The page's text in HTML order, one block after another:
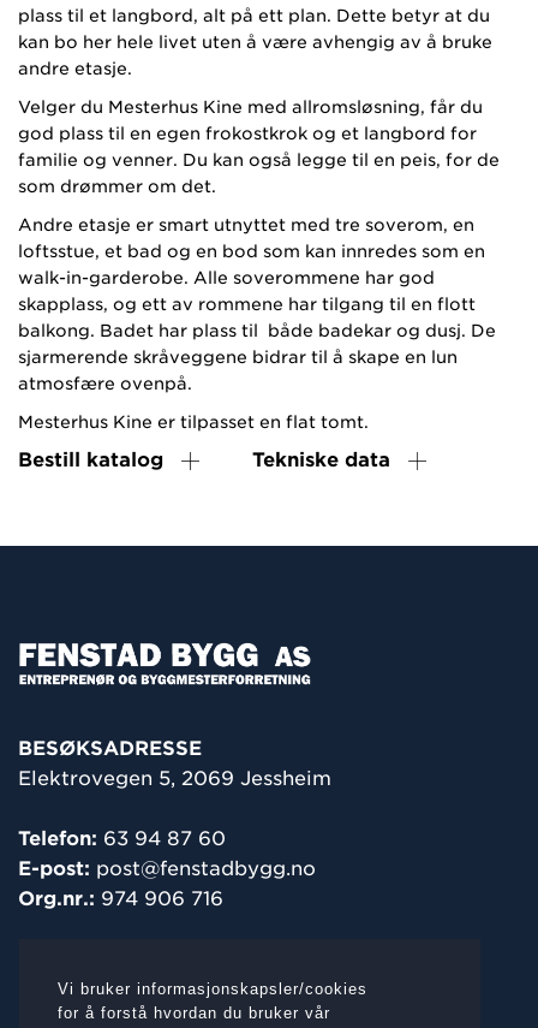
Vi bruker informasjonskapsler/cookies
for å forstå hvordan du bruker vår
plass til et langbord, alt på ett plan. Dette betyr at du
kan bo her hele livet uten å være avhengig av å bruke
andre etasje.
Velger du Mesterhus Kine med allromsløsning, får du
god plass til en egen frokostkrok og et langbord for
familie og venner. Du kan også legge til en peis, for de
som drømmer om det.
Andre etasje er smart utnyttet med tre soverom, en
loftsstue, et bad og en bod som kan innredes som en
walk-in-garderobe. Alle soverommene har god
skapplass, og ett av rommene har tilgang til en flott
balkong. Badet har plass til både badekar og dusj. De
sjarmerende skråveggene bidrar til å skape en lun
atmosfære ovenpå.
Mesterhus Kine er tilpasset en flat tomt.
Bestill katalog Tekniske data
BESØKSADRESSE
Elektrovegen 5, 2069 Jessheim
Telefon: 63 94 87 60
E-post: post@fenstadbygg.no
Org.nr.: 974 906 716
Elektrovegen 5, 2069 Jessheim